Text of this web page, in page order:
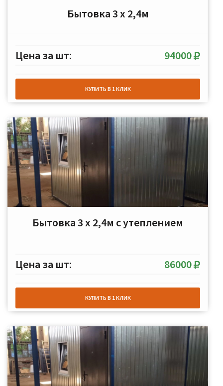
Бытовка 3 х 2,4м
Цена за шт: 94000
КУПИТЬ В 1 КЛИК
Бытовка 3 х 2,4м с утеплением
Цена за шт: 86000
КУПИТЬ В 1 КЛИК